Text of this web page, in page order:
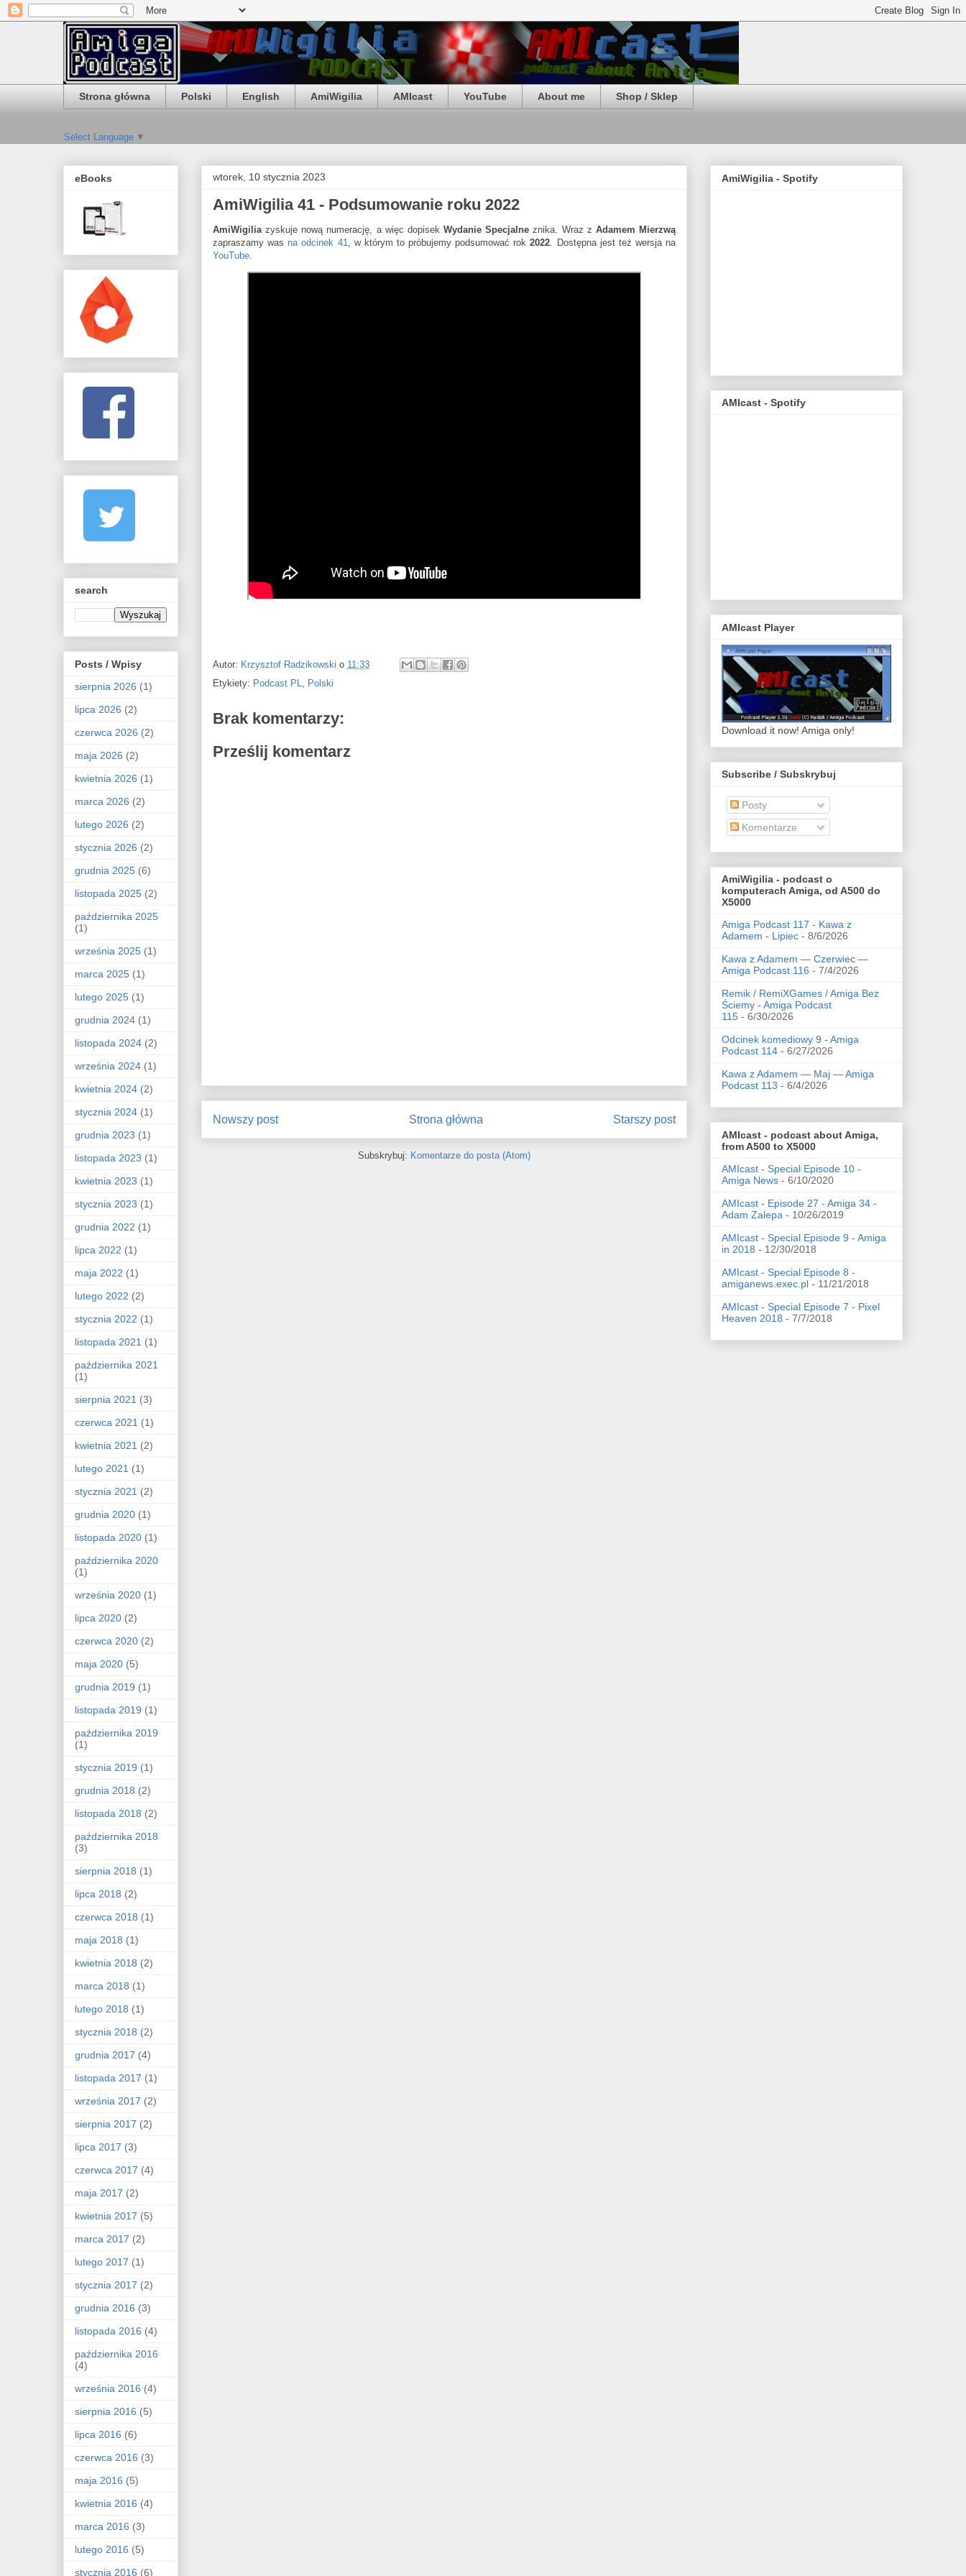
Strona główna Polski English AmiWigilia AMIcast YouTube About me Shop / Sklep
Select Language ▼
wtorek, 10 stycznia 2023
AmiWigilia 41 - Podsumowanie roku 2022
AmiWigiliazyskuje nową numerację, a więc dopisekWydanie Specjalne znika. Wraz z Adamem Mierzwą
zapraszamy was na odcinek 41, w którym to próbujemy podsumować rok2022. Dostępna jest też wersja na
YouTube.
Autor: Krzysztof Radzikowski o 11:33
Etykiety: Podcast PL, Polski
Brak komentarzy:
Prześlij komentarz
Nowszy post Starszy post
Strona główna
Subskrybuj: Komentarze do posta (Atom)
eBooks
search
Posts / Wpisy
sierpnia 2026 (1)
lipca 2026 (2)
czerwca 2026 (2)
maja 2026 (2)
kwietnia 2026 (1)
marca 2026 (2)
lutego 2026 (2)
stycznia 2026 (2)
grudnia 2025 (6)
listopada 2025 (2)
października 2025
(1)
września 2025 (1)
marca 2025 (1)
lutego 2025 (1)
grudnia 2024 (1)
listopada 2024 (2)
września 2024 (1)
kwietnia 2024 (2)
stycznia 2024 (1)
grudnia 2023 (1)
listopada 2023 (1)
kwietnia 2023 (1)
stycznia 2023 (1)
grudnia 2022 (1)
lipca 2022 (1)
maja 2022 (1)
lutego 2022 (2)
stycznia 2022 (1)
listopada 2021 (1)
października 2021
(1)
sierpnia 2021 (3)
czerwca 2021 (1)
kwietnia 2021 (2)
lutego 2021 (1)
stycznia 2021 (2)
grudnia 2020 (1)
listopada 2020 (1)
października 2020
(1)
września 2020 (1)
lipca 2020 (2)
czerwca 2020 (2)
maja 2020 (5)
grudnia 2019 (1)
listopada 2019 (1)
października 2019
(1)
stycznia 2019 (1)
grudnia 2018 (2)
listopada 2018 (2)
października 2018
(3)
sierpnia 2018 (1)
lipca 2018 (2)
czerwca 2018 (1)
maja 2018 (1)
kwietnia 2018 (2)
marca 2018 (1)
lutego 2018 (1)
stycznia 2018 (2)
grudnia 2017 (4)
listopada 2017 (1)
września 2017 (2)
sierpnia 2017 (2)
lipca 2017 (3)
czerwca 2017 (4)
maja 2017 (2)
kwietnia 2017 (5)
marca 2017 (2)
lutego 2017 (1)
stycznia 2017 (2)
grudnia 2016 (3)
listopada 2016 (4)
października 2016
(4)
września 2016 (4)
sierpnia 2016 (5)
lipca 2016 (6)
czerwca 2016 (3)
maja 2016 (5)
kwietnia 2016 (4)
marca 2016 (3)
lutego 2016 (5)
stycznia 2016 (6)
AmiWigilia - Spotify
AMIcast - Spotify
AMIcast Player
Download it now! Amiga only!
Subscribe / Subskrybuj
Posty
Komentarze
AmiWigilia - podcast o
komputerach Amiga, od A500 do
X5000
Amiga Podcast 117 - Kawa z
Adamem - Lipiec - 8/6/2026
Kawa z Adamem — Czerwiec —
Amiga Podcast 116 - 7/4/2026
Remik / RemiXGames / Amiga Bez
Ściemy - Amiga Podcast
115 - 6/30/2026
Odcinek komediowy 9 - Amiga
Podcast 114 - 6/27/2026
Kawa z Adamem — Maj — Amiga
Podcast 113 - 6/4/2026
AMIcast - podcast about Amiga,
from A500 to X5000
AMIcast - Special Episode 10 -
Amiga News - 6/10/2020
AMIcast - Episode 27 - Amiga 34 -
Adam Zalepa - 10/26/2019
AMIcast - Special Episode 9 - Amiga
in 2018 - 12/30/2018
AMIcast - Special Episode 8 -
amiganews.exec.pl - 11/21/2018
AMIcast - Special Episode 7 - Pixel
Heaven 2018 - 7/7/2018